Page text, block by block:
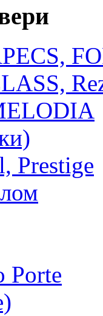
Prestige
Porte